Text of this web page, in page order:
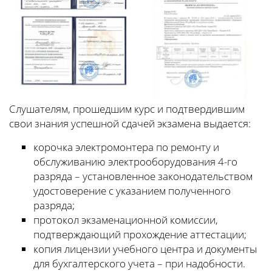
Слушателям, прошедшим курс и подтвердившим
свои знания успешной сдачей экзамена выдается:
корочка электромонтера по ремонту и
обслуживанию электрооборудования 4-го
разряда – установленное законодательством
удостоверение с указанием полученного
разряда;
протокол экзаменационной комиссии,
подтверждающий прохождение аттестации;
копия лицензии учебного центра и документы
для бухгалтерского учета – при надобности.